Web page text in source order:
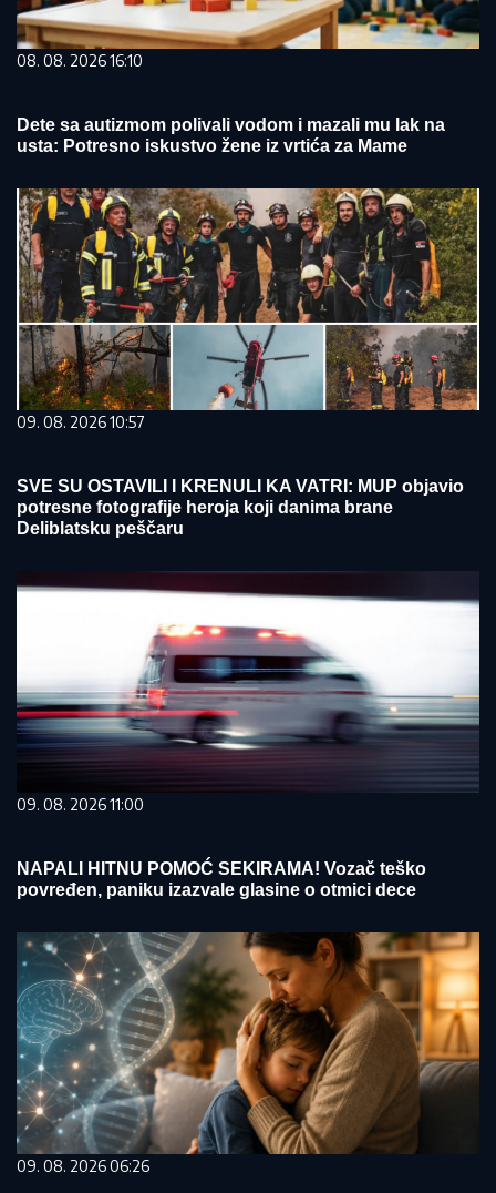
08. 08. 2026 16:10
Dete sa autizmom polivali vodom i mazali mu lak na
usta: Potresno iskustvo žene iz vrtića za Mame
09. 08. 2026 10:57
SVE SU OSTAVILI I KRENULI KA VATRI: MUP objavio
potresne fotografije heroja koji danima brane
Deliblatsku peščaru
09. 08. 2026 11:00
NAPALI HITNU POMOĆ SEKIRAMA! Vozač teško
povređen, paniku izazvale glasine o otmici dece
09. 08. 2026 06:26